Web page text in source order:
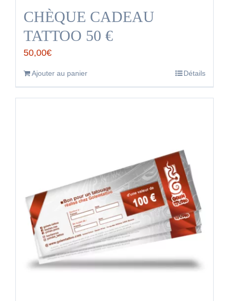
CHÈQUE CADEAU
TATTOO 50 €
50,00€
Ajouter au panier Détails